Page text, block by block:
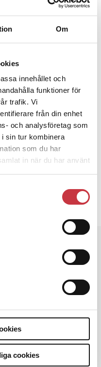
Om
innehållet och
funktioner för
trafik. Vi
från din enhet
och analysföretag som
sin tur kombinera
som du har
in när du har använt
cookies
i arbetet för
Göran Stanton.
i sjön – polisaspiranter
grunder